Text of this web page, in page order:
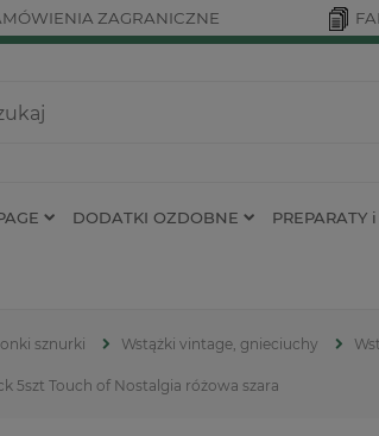
ZAGRANICZNE
DODATKI OZDOBNE PREPARATY
sznurki Wstążki vintage, gnieciuchy
5szt Touch of Nostalgia różowa szara